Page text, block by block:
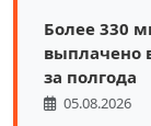
Более 330
выплачено
за полгода
05.08.2026